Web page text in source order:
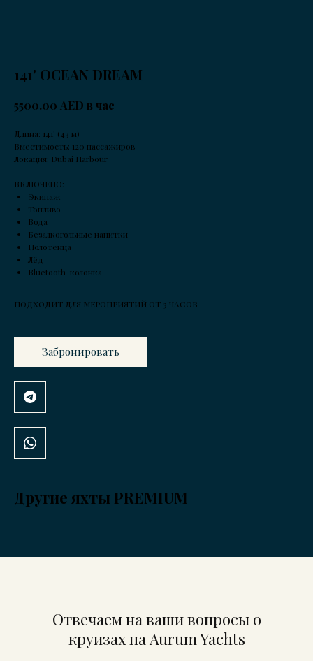
141' OCEAN DREAM
5500.00 AED в час
Длина: 141' (43 м)
Вместимость: 120 пассажиров
Локация: Dubai Harbour
ВКЛЮЧЕНО:
Экипаж
Топливо
Вода
Безалкогольные напитки
Полотенца
Лёд
Bluetooth-колонка
ПОДХОДИТ ДЛЯ МЕРОПРИЯТИЙ ОТ 3 ЧАСОВ
Забронировать
Другие яхты PREMIUM
Отвечаем на ваши вопросы о
круизах на Aurum Yachts